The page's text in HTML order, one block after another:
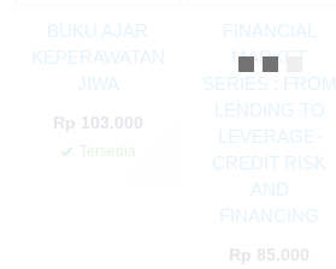
BUKU AJAR
KEPERAWATAN
JIWA
Rp 103.000
Tersedia
FINANCIAL
MARKET
SERIES : FROM
LENDING TO
LEVERAGE-
CREDIT RISK
AND
FINANCING
Rp 85.000